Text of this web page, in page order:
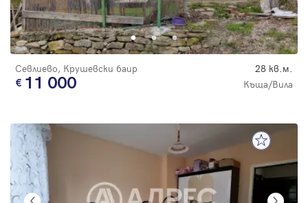
Севлиево, Крушевски баир 28 кв.м.
11 000 Къща/Вила